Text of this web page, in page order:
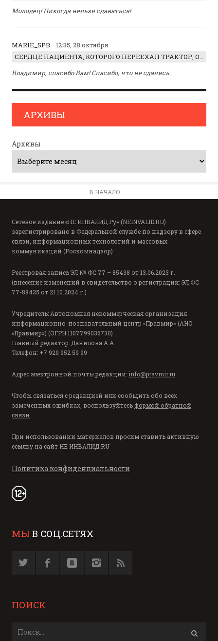
Молодец! Никогда нельзя сдаваться!
MARIE_SPB
12:35, 28 октября
СЕРДЦЕ ПАЦИЕНТА, КОТОРОГО ПЕРЕЕХАЛ ТРАКТОР, ОБНАРУЖИЛИ… В ЖИВОТЕ
Владимир, спасибо Вам! Спасибо, что не сдались.
АРХИВЫ
Архивы
В НАЧАЛО
Сетевое издание «НЕ ИНВАЛИД.Ру» (NEINVALID.RU)
зарегистрировано в Федеральной службе по надзору в сфере
связи, информационных технологий и массовых
коммуникаций (Роскомнадзор)
Реестровая запись ЭЛ № ФС 77 – 85438 от 13.06.2023 г.
(внесение изменений в свидетельство о регистрации: ЭЛ ФС
77-88435 от 21.10.2024 г.)
Учредитель: Автономная некоммерческая организация
информационно-познавательный центр «Правмир» (АНО
«Правмир») (ОГРН 1107799036730)
Главный редактор: Данилова А.А.
Телефон: +7 929 952 59 99
Адрес электронной почты редакции: info@pravmir.ru
Чтобы связаться с редакцией или сообщить обо всех
замеченных ошибках, воспользуйтесь формой обратной
связи
При использовании материалов просим ставить активную
ссылку на сайт НЕ ИНВАЛИД.RU
Политика конфиденциальности
МЫ В СОЦ.СЕТЯХ
ПОИСК